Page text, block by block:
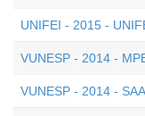
UNIFEI - 2015 -
VUNESP - 2014 -
VUNESP - 2014 -